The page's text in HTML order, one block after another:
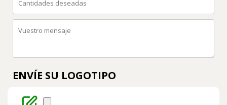
ENVÍE SU LOGOTIPO